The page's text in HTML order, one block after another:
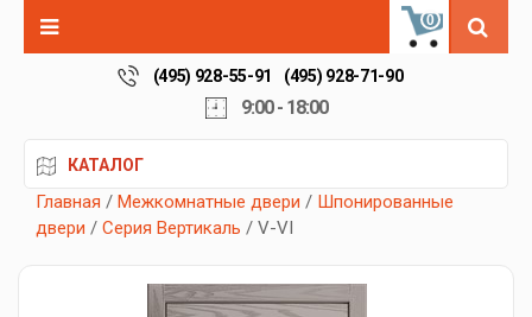
0
(495) 928-55-91 (495) 928-71-90
9:00 - 18:00
КАТАЛОГ
Главная / Межкомнатные двери / Шпонированные
двери / Серия Вертикаль / V-VI